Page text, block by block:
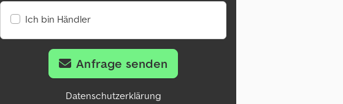
Ich bin Händler
Anfrage senden
Datenschutzerklärung